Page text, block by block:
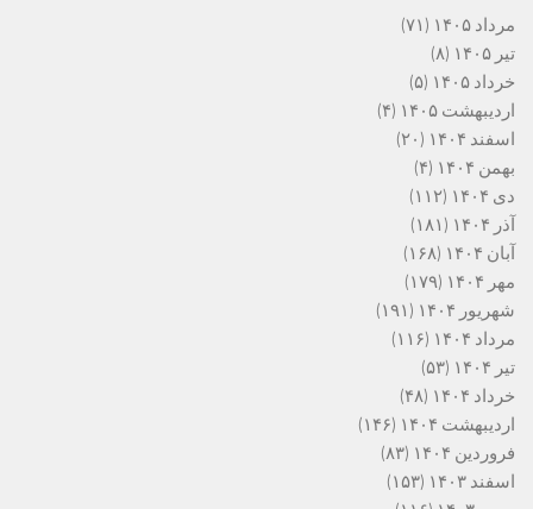
مرداد ۱۴۰۵
(۷۱)
تیر ۱۴۰۵
(۸)
خرداد ۱۴۰۵
(۵)
اردیبهشت ۱۴۰۵
(۴)
اسفند ۱۴۰۴
(۲۰)
بهمن ۱۴۰۴
(۴)
دی ۱۴۰۴
(۱۱۲)
آذر ۱۴۰۴
(۱۸۱)
آبان ۱۴۰۴
(۱۶۸)
مهر ۱۴۰۴
(۱۷۹)
شهریور ۱۴۰۴
(۱۹۱)
مرداد ۱۴۰۴
(۱۱۶)
تیر ۱۴۰۴
(۵۳)
خرداد ۱۴۰۴
(۴۸)
اردیبهشت ۱۴۰۴
(۱۴۶)
فروردین ۱۴۰۴
(۸۳)
اسفند ۱۴۰۳
(۱۵۳)